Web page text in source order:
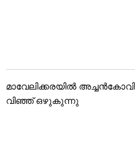
മാവേലിക്കരയിൽ
വിഞ്ഞ് ഒഴുകുന്നു